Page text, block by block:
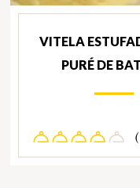
VITELA
PURÉ DE